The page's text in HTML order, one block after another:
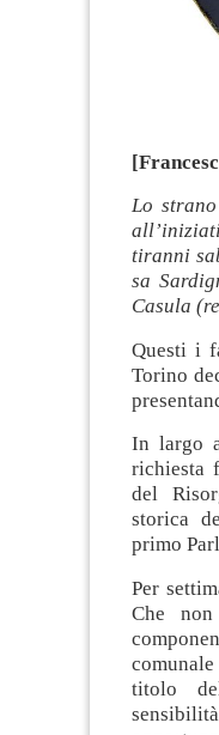
Lo
tiranni
sa
Casula
Questi i
Torino
In largo
richiesta
del
storica
primo
Per
Che
titolo